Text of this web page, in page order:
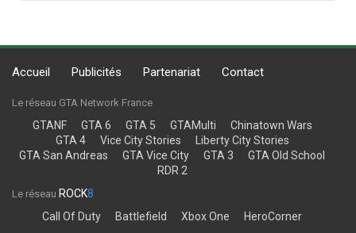
Accueil Publicités Partenariat Contact
Le réseau GTA Network France
GTANF GTA 6 GTA 5 GTAMulti
Chinatown Wars
GTA 4
Vice City Stories
Liberty City Stories
GTA San Andreas
GTA Vice City GTA 3
GTA Old School
RDR 2
Le réseau ROCK8
Call Of Duty
Battlefield Xbox One HeroCorner